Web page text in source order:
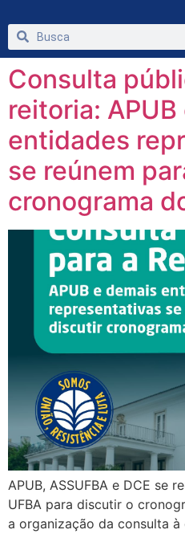
Consulta
reitoria:
entidades
se reúnem
cronograma
APUB, ASSUFBA e DCE se
UFBA para discutir o
a organização da consulta à